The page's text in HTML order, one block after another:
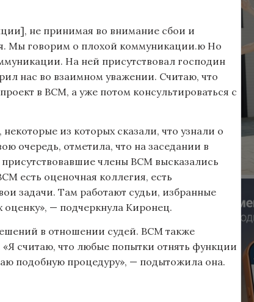
не принимая во внимание сбои и
Мы говорим о плохой коммуникации.ю Но
На ней присутствовал господин
нас во взаимном уважении. Считаю, что
в ВСМ, а уже потом консультироваться с
из которых сказали, что узнали о
очередь, отметила, что на заседании в
члены ВСМ высказались
есть оценочная коллегия, есть
задачи. Там работают судьи, избранные
— подчеркнула Киронец.
в отношении судей. ВСМ также
считаю, что любые попытки отнять функции
подобную процедуру», — подытожила она.